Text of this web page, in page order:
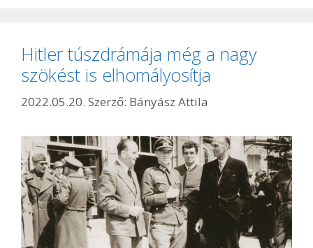
Hitler túszdrámája még a nagy
szökést is elhomályosítja
2022.05.20. Szerző: Bányász Attila